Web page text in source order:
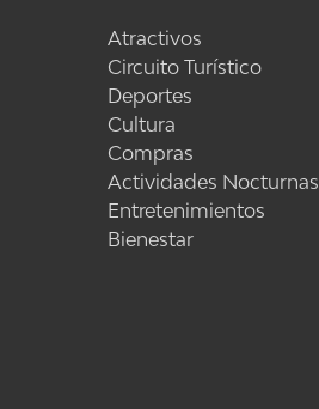
Atractivos
Circuito Turístico
Deportes
Cultura
Compras
Actividades Nocturnas
Entretenimientos
Bienestar